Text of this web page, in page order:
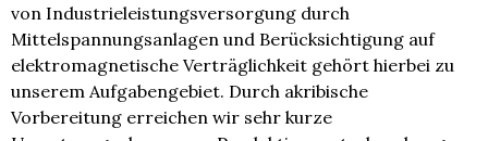
von Industrieleistungsversorgung durch
Mittelspannungsanlagen und Berücksichtigung auf
elektromagnetische Verträglichkeit gehört hierbei zu
unserem Aufgabengebiet. Durch akribische
Vorbereitung erreichen wir sehr kurze